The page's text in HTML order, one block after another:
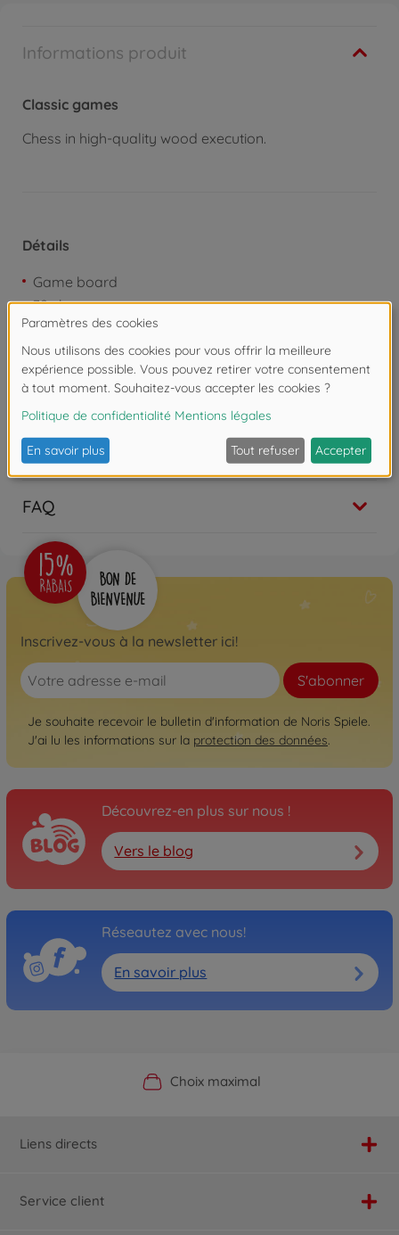
Informations produit
Classic games
Chess in high-quality wood execution.
Détails
Game board
32 chessmen
Instructions
Les avis
FAQ
Inscrivez-vous à la newsletter ici!
S'abonner
Je souhaite recevoir le bulletin d'information de Noris Spiele.
J'ai lu les informations sur la protection des données.
Découvrez-en plus sur nous !
Vers le blog
Réseautez avec nous!
En savoir plus
Boutique officielle du fabricant
Choix maximal
Service personnalisé
Livraison rapide
Liens directs
Service client